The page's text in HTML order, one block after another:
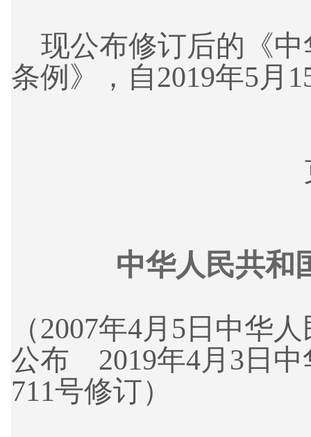
现公布修订后的《
条例》，自2019年5月
中华人民共和
（2007年4月5日中华
公布 2019年4月3日中
711号修订）